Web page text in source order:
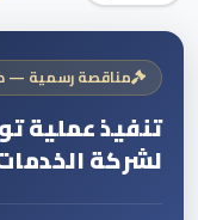
مناقصة رسمية —
تنفيذ عملية
لشركة